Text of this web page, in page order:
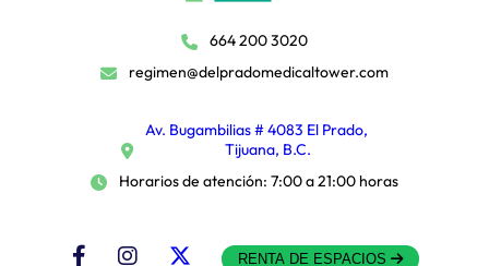
664 200 3020
regimen@delpradomedicaltower.com
Av. Bugambilias # 4083 El Prado,
Tijuana, B.C.
Horarios de atención: 7:00 a 21:00 horas
RENTA DE ESPACIOS